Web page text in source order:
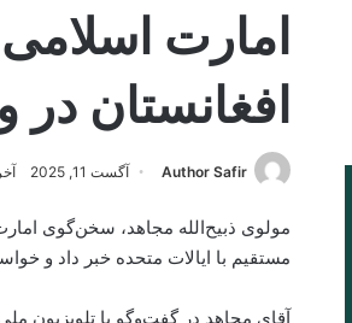
امارت
افغانستان
Author Safir آگست 11, 2025
مولوی ذبیح‌الله مجاهد، سخن‌گوی
مستقیم با ایالات متحده خبر داد و
آقای مجاهد در گفت‌وگو با تلویزیون